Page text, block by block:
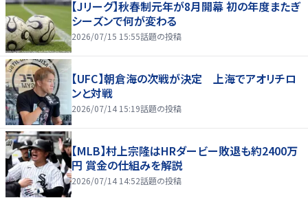
【Jリーグ】秋春制元年が8月開幕 初の年度またぎ
シーズンで何が変わる
2026/07/15 15:55話題の投稿
【UFC】朝倉海の次戦が決定 上海でアオリチロ
ンと対戦
2026/07/14 15:19話題の投稿
【MLB】村上宗隆はHRダービー敗退も約2400万
円 賞金の仕組みを解説
2026/07/14 14:52話題の投稿